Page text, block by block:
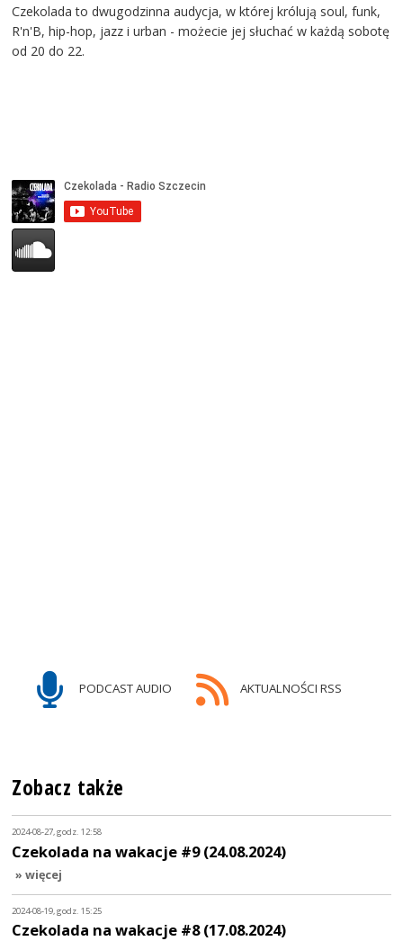
Czekolada to dwugodzinna audycja, w której królują soul, funk,
R'n'B, hip-hop, jazz i urban - możecie jej słuchać w każdą sobotę
od 20 do 22.
PODCAST AUDIO AKTUALNOŚCI RSS
Zobacz także
2024-08-27, godz. 12:58
Czekolada na wakacje #9 (24.08.2024)
» więcej
2024-08-19, godz. 15:25
Czekolada na wakacje #8 (17.08.2024)